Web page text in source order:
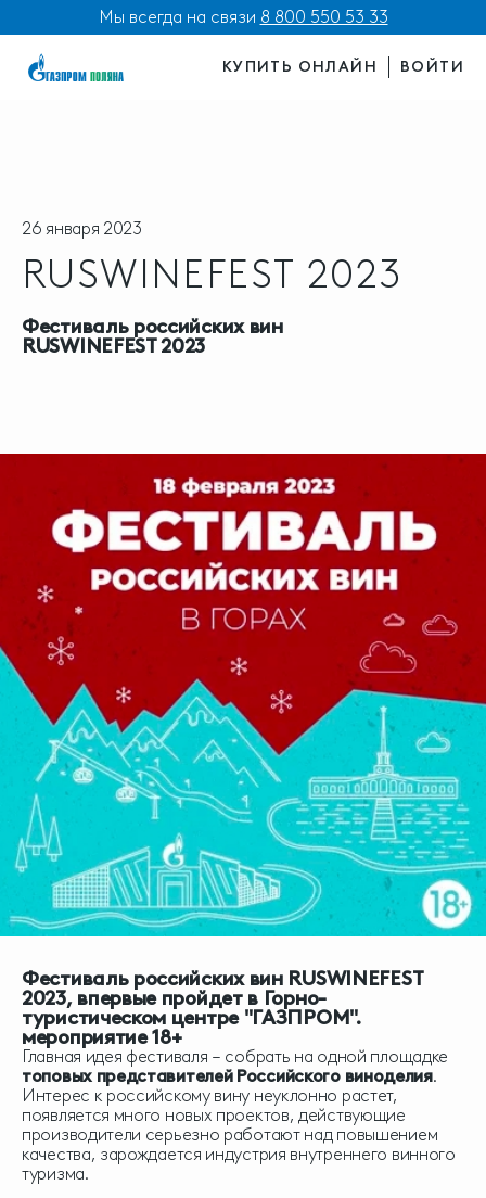
Мы всегда на связи 8 800 550 53 33
КУПИТЬ ОНЛАЙН ВОЙТИ
26 января 2023
RUSWINEFEST 2023
Фестиваль российских вин
RUSWINEFEST 2023
Фестиваль российских вин RUSWINEFEST
2023, впервые пройдет в Горно-
туристическом центре "ГАЗПРОМ".
мероприятие 18+
Главная идея фестиваля – собрать на одной площадке
топовых представителей Российского виноделия.
Интерес к российскому вину неуклонно растет,
появляется много новых проектов, действующие
производители серьезно работают над повышением
качества, зарождается индустрия внутреннего винного
туризма.